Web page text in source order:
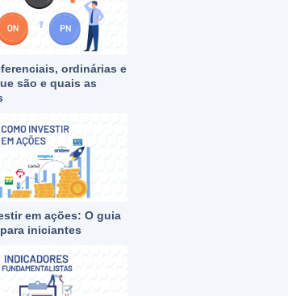
ordinárias e
são e quais as
em ações: O guia
iniciantes